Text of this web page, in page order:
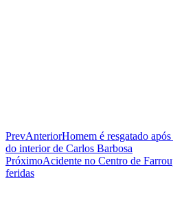
PrevAnteriorHomem é resgatado
do interior de Carlos Barbosa
PróximoAcidente no Centro de
feridas